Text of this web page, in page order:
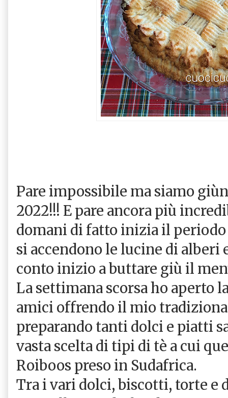
Pare impossibile ma siamo
2022!!! E pare ancora più
domani di fatto inizia il
si accendono le lucine di alberi
conto inizio a buttare giù il
La settimana scorsa ho aperto
amici offrendo il mio
preparando tanti dolci e piatti
vasta scelta di tipi di tè a cui
Roiboos preso in Sudafrica.
Tra i vari dolci, biscotti, torte e